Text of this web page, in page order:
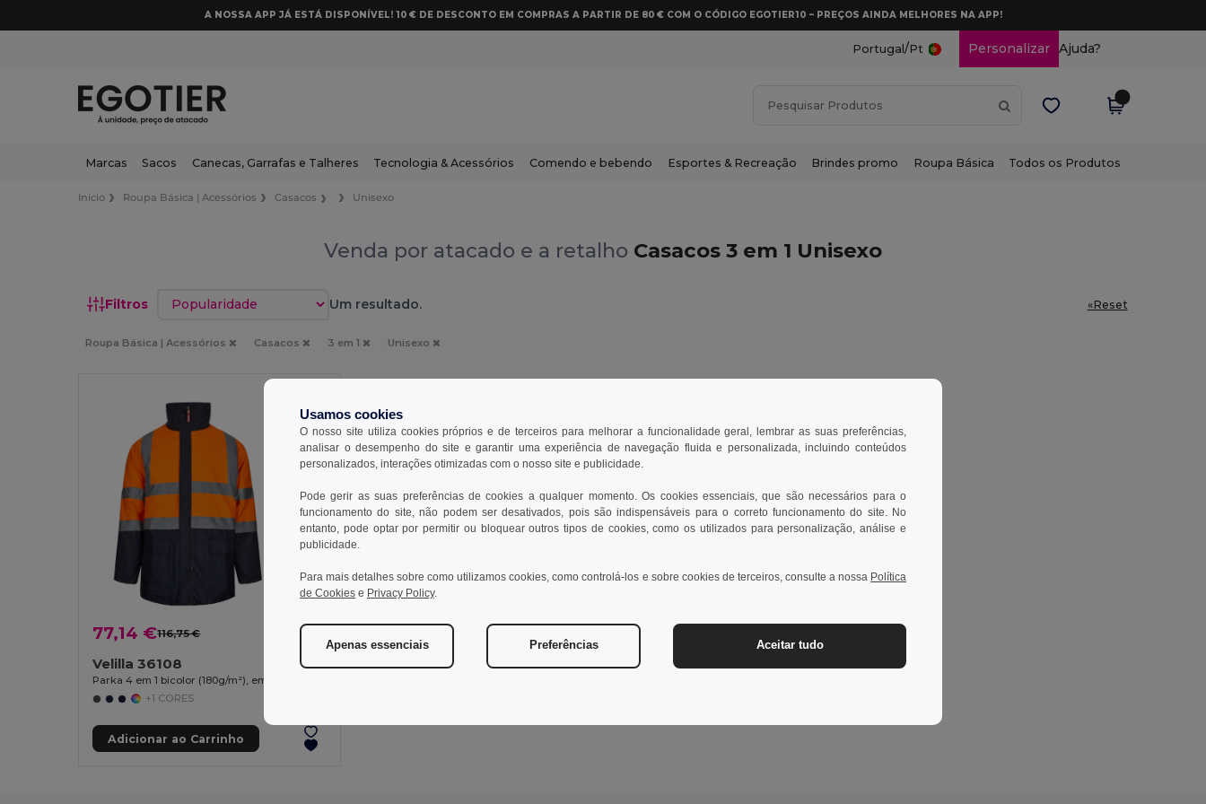
A NOSSA APP JÁ ESTÁ DISPONÍVEL! 10 € DE DESCONTO EM COMPRAS A PARTIR DE 80 € COM O CÓDIGO EGOTIER10 – PREÇOS AINDA MELHORES NA APP!
Portugal /Pt Personalizar Ajuda?
Marcas Sacos Canecas, Garrafas e Talheres Tecnologia & Acessórios Comendo e bebendo Esportes & Recreação Brindes promo Roupa Básica Todos os Produtos
Início Roupa Básica | Acessórios Casacos Unisexo
Venda por atacado e a retalho Casacos 3 em 1 Unisexo
Filtros Classificar por Um resultado. «Reset
Roupa Básica | Acessórios Casacos 3 em 1 Unisexo
77,14 €116,75 € -34%
Velilla 36108
+1 CORES
Adicionar ao Carrinho
Usamos cookies
O nosso site utiliza cookies próprios e de terceiros para melhorar a funcionalidade geral, lembrar as suas preferências,
analisar o desempenho do site e garantir uma experiência de navegação fluida e personalizada, incluindo conteúdos
personalizados, interações otimizadas com o nosso site e publicidade.
Pode gerir as suas preferências de cookies a qualquer momento. Os cookies essenciais, que são necessários para o
funcionamento do site, não podem ser desativados, pois são indispensáveis para o correto funcionamento do site. No
entanto, pode optar por permitir ou bloquear outros tipos de cookies, como os utilizados para personalização, análise e
publicidade.
Para mais detalhes sobre como utilizamos cookies, como controlá-los e sobre cookies de terceiros, consulte a nossa Política
de Cookies e Privacy Policy.
Apenas essenciais Preferências Aceitar tudo